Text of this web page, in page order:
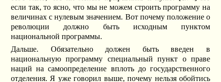
если так, то ясно, что мы не можем строить программу на
величинах с нулевым значением. Вот почему положение о
революции должно быть исходным пунктом
национальной программы.
Дальше. Обязательно должен быть введен в
национальную программу специальный пункт о праве
наций на самоопределение вплоть до государственного
отделения. Я уже говорил выше, почему нельзя обойтись